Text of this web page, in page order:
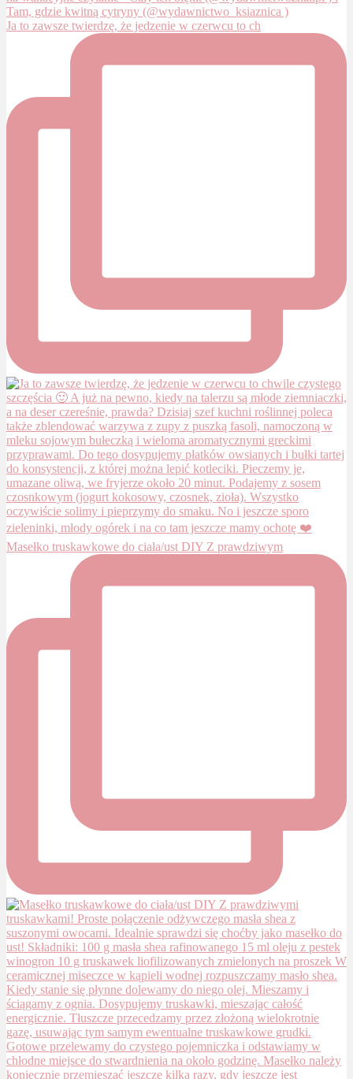
Ja to zawsze twierdzę, że jedzenie w czerwcu to ch
Masełko truskawkowe do ciała/ust DIY Z prawdziwym